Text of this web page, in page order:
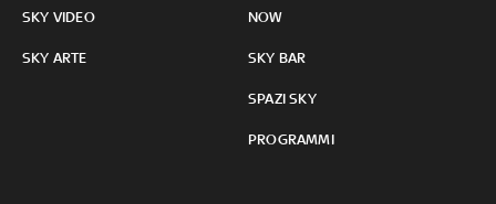
SKY VIDEO
SKY ARTE
NOW
SKY BAR
SPAZI SKY
PROGRAMMI